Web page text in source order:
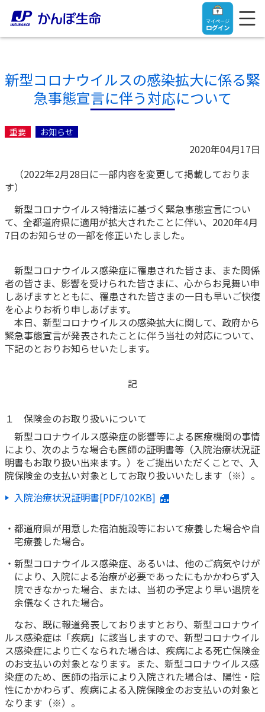
マイページ
ログイン
トップ
ご契約者さま
ご契約者さま
マイページログイン
お手続き一覧
きっかけ・できごとから探す
マイページでできること
新規登録
ログイン
ご契約内容の確認
お客さまに関する情報等の確認の取り組み
各種サービス・お知らせ
かんぽプラチナライフサービス
ご契約のしおり・約款（Web約款）
保険用語集
保険をご検討中のお客さま
保険をご検討中のお客さま
終身保険
養老保険
定期保険
学資保険
お見積りシミュレーション
保険の探し方のポイント
保険かんたん診断
ご契約手続きの流れ
保険料のお払込方法
保険用語集
お問い合わせ
法人のお客さま
ちら
法人のお客さま向け商品一覧
目的から探す
お役立ち情報
かんぽ生命の団体取扱い
お問い合わせ先
かんぽのLifeサポートナビ
医療
お金
子育て
ライフプラン
健康情報
かんぽアプリ～かんぽの健康と安心を手のひらに～
すこやか健康ラボ
かんぽ生命について
かんぽ生命について
経営理念・経営戦略
会社概要
財務情報
株主・投資家のみなさまへ
日本郵政グループとしての取り組み
CM・オウンドメディア／ソーシャルメディア
かんぽブランド
かんぽ生命のサステナビリティ
よくあるご質問
お問い合わせ
株主・投資家のみなさまへ
採用情報
English
新型コロナウイルスの感染拡大に係る緊
急事態宣言に伴う対応について
重要 お知らせ
2020年04月17日
（2022年2月28日に一部内容を変更して掲載しておりま
す）
新型コロナウイルス特措法に基づく緊急事態宣言につい
て、全都道府県に適用が拡大されたことに伴い、2020年4月
7日のお知らせの一部を修正いたしました。
新型コロナウイルス感染症に罹患された皆さま、また関係
者の皆さま、影響を受けられた皆さまに、心からお見舞い申
しあげますとともに、罹患された皆さまの一日も早いご快復
を心よりお祈り申しあげます。
本日、新型コロナウイルスの感染拡大に関して、政府から
緊急事態宣言が発表されたことに伴う当社の対応について、
下記のとおりお知らせいたします。
記
１ 保険金のお取り扱いについて
新型コロナウイルス感染症の影響等による医療機関の事情
により、次のような場合も医師の証明書等（入院治療状況証
明書もお取り扱い出来ます。）をご提出いただくことで、入
院保険金の支払い対象としてお取り扱いいたします（※）。
入院治療状況証明書[PDF/102KB]
・都道府県が用意した宿泊施設等において療養した場合や自
宅療養した場合。
・新型コロナウイルス感染症、あるいは、他のご病気やけが
により、入院による治療が必要であったにもかかわらず入
院できなかった場合、または、当初の予定より早い退院を
余儀なくされた場合。
なお、既に報道発表しておりますとおり、新型コロナウイ
ルス感染症は「疾病」に該当しますので、新型コロナウイル
ス感染症により亡くなられた場合は、疾病による死亡保険金
のお支払いの対象となります。また、新型コロナウイルス感
染症のため、医師の指示により入院された場合は、陽性・陰
性にかかわらず、疾病による入院保険金のお支払いの対象と
なります（※）。